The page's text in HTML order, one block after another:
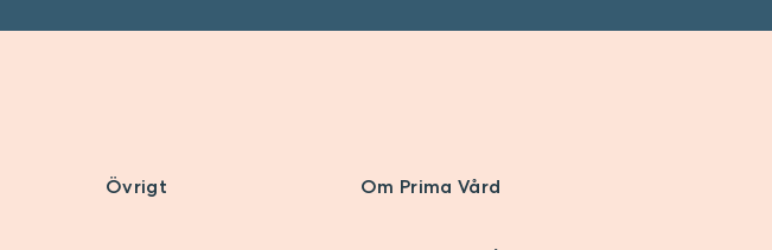
Övrigt Om Prima Vård